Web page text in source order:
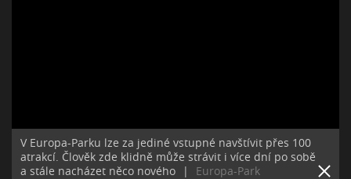
V Europa-Parku lze za jediné vstupné navštívit přes 100
atrakcí. Člověk zde klidně může strávit i více dní po sobě
a stále nacházet něco nového
| Europa-Park